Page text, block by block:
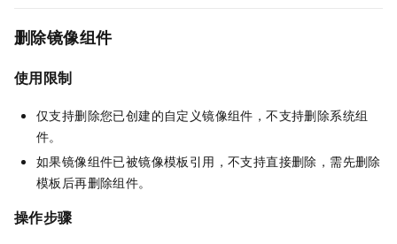
删除镜像组件
使用限制
仅支持删除您已创建的自定义镜像组件，不支持删除系统组
件。
如果镜像组件已被镜像模板引用，不支持直接删除，需先删除
模板后再删除组件。
操作步骤